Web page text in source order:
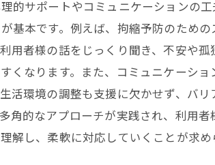
的サポートやコミュニケーションの
基本です。例えば、拘縮予防のため
用者様の話をじっくり聞き、不安や
くなります。また、コミュニケーシ
活環境の調整も支援に欠かせず、バ
角的なアプローチが実践され、利用
解し、柔軟に対応していくことが求め